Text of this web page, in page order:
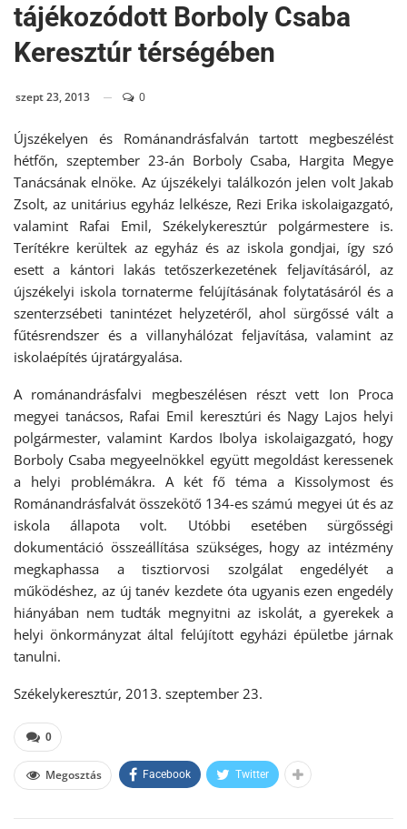
tájékozódott Borboly Csaba
Keresztúr térségében
szept 23, 2013 0
Újszékelyen és Románandrásfalván tartott megbeszélést
hétfőn, szeptember 23-án Borboly Csaba, Hargita Megye
Tanácsának elnöke. Az újszékelyi találkozón jelen volt Jakab
Zsolt, az unitárius egyház lelkésze, Rezi Erika iskolaigazgató,
valamint Rafai Emil, Székelykeresztúr polgármestere is.
Terítékre kerültek az egyház és az iskola gondjai, így szó
esett a kántori lakás tetőszerkezetének feljavításáról, az
újszékelyi iskola tornaterme felújításának folytatásáról és a
szenterzsébeti tanintézet helyzetéről, ahol sürgőssé vált a
fűtésrendszer és a villanyhálózat feljavítása, valamint az
iskolaépítés újratárgyalása.
A románandrásfalvi megbeszélésen részt vett Ion Proca
megyei tanácsos, Rafai Emil keresztúri és Nagy Lajos helyi
polgármester, valamint Kardos Ibolya iskolaigazgató, hogy
Borboly Csaba megyeelnökkel együtt megoldást keressenek
a helyi problémákra. A két fő téma a Kissolymost és
Románandrásfalvát összekötő 134-es számú megyei út és az
iskola állapota volt. Utóbbi esetében sürgősségi
dokumentáció összeállítása szükséges, hogy az intézmény
megkaphassa a tisztiorvosi szolgálat engedélyét a
működéshez, az új tanév kezdete óta ugyanis ezen engedély
hiányában nem tudták megnyitni az iskolát, a gyerekek a
helyi önkormányzat által felújított egyházi épületbe járnak
tanulni.
Székelykeresztúr, 2013. szeptember 23.
0
Megosztás Facebook Twitter